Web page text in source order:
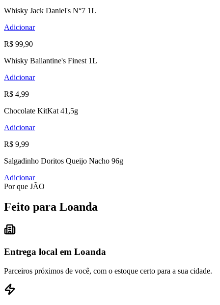
Whisky Jack Daniel's N°7 1L
Adicionar
R$ 99,90
Whisky Ballantine's Finest 1L
Adicionar
R$ 4,99
Chocolate KitKat 41,5g
Adicionar
R$ 9,99
Salgadinho Doritos Queijo Nacho 96g
Adicionar
Por que JÃO
Feito para Loanda
Entrega local em Loanda
Parceiros próximos de você, com o estoque certo para a sua cidade.